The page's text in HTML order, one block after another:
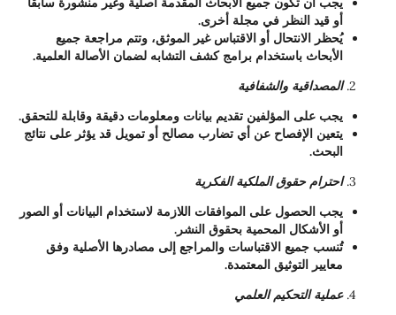
أو قيد النظر في مجلة أخرى.
يُحظر الانتحال أو الاقتباس غير الموثق، وتتم مراجعة جميع
الأبحاث باستخدام برامج كشف التشابه لضمان الأصالة العلمية.
المصداقية والشفافية
يجب على المؤلفين تقديم بيانات ومعلومات دقيقة وقابلة للتحقق.
يتعين الإفصاح عن أي تضارب مصالح أو تمويل قد يؤثر على نتائج
البحث.
احترام حقوق الملكية الفكرية
يجب الحصول على الموافقات اللازمة لاستخدام البيانات أو الصور
أو الأشكال المحمية بحقوق النشر.
تُنسب جميع الاقتباسات والمراجع إلى مصادرها الأصلية وفق
معايير التوثيق المعتمدة.
عملية التحكيم العلمي